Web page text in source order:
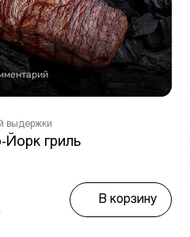
выдержки
гриль
В корзину